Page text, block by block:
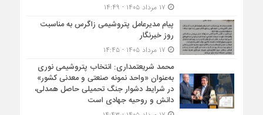
پیام مدیرعامل پتروشیمی زاگرس به مناسبت
روز خبرنگار
محمد شریعتمداری: انتخاب پتروشیمی نوری
به‌عنوان «واحد نمونه صنعتی و معدنی کشور»
در شرایط دشوار جنگ تحمیلی حاصل همدلی،
دانش و روحیه جهادی است